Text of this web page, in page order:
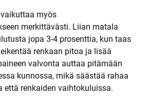
myös
merkittävästi. Liian matala
jopa 3-4 prosenttia, kun taas
renkaan pitoa ja lisää
valvonta auttaa pitämään
kunnossa, mikä säästää rahaa
että renkaiden vaihtokuluissa.